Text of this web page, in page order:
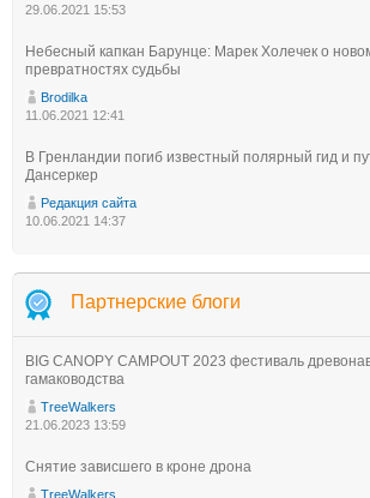
29.06.2021 15:53
Небесный капкан Барунце: Марек Холечек о
превратностях судьбы
Brodilka
11.06.2021 12:41
В Гренландии погиб известный полярный гид и
Дансеркер
Редакция сайта
10.06.2021 14:37
Партнерские блоги
BIG CANOPY CAMPOUT 2023 фестиваль
гамаководства
TreeWalkers
21.06.2023 13:59
Снятие зависшего в кроне дрона
TreeWalkers